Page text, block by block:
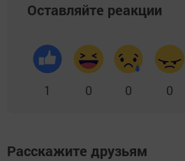
Оставляйте реакции
1 0 0 0
Расскажите друзьям